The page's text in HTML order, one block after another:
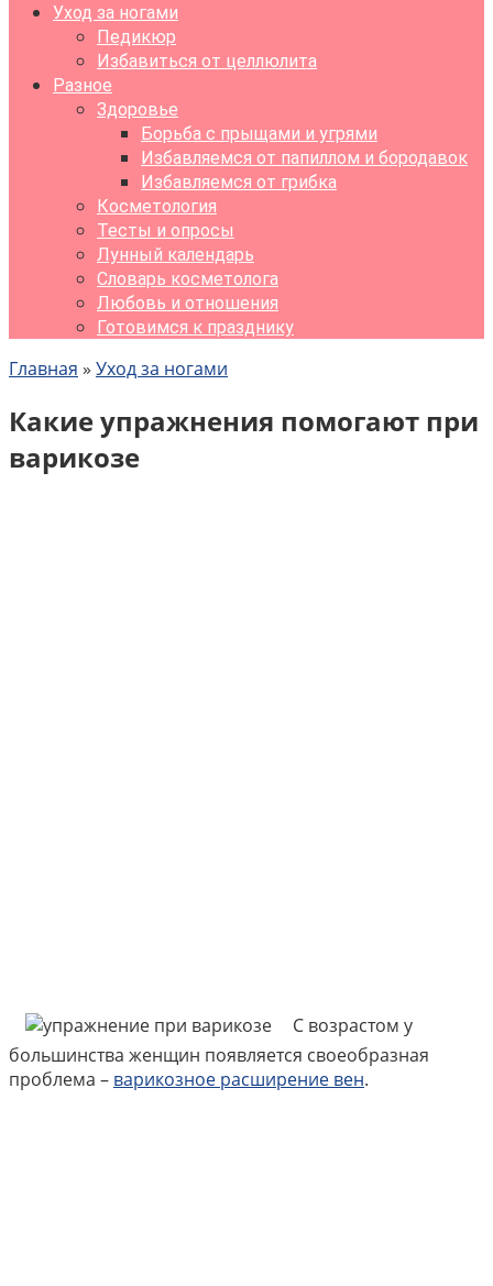
Уход за ногами
Педикюр
Избавиться от целлюлита
Разное
Здоровье
Борьба с прыщами и угрями
Избавляемся от папиллом и бородавок
Избавляемся от грибка
Косметология
Тесты и опросы
Лунный календарь
Словарь косметолога
Любовь и отношения
Готовимся к празднику
Главная » Уход за ногами
Какие упражнения помогают при
варикозе
С возрастом у
большинства женщин появляется своеобразная
проблема – варикозное расширение вен.